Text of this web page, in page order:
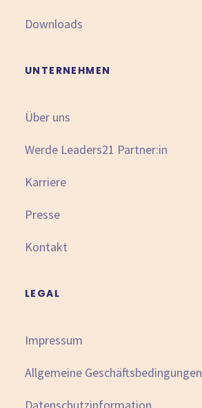
Downloads
UNTERNEHMEN
Über uns
Werde Leaders21 Partner:in
Karriere
Presse
Kontakt
LEGAL
Impressum
Allgemeine Geschäftsbedingungen